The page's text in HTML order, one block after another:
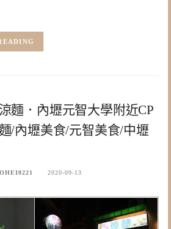
麵．內壢元智大學附近CP
/內壢美食/元智美食/中壢
2020-09-13